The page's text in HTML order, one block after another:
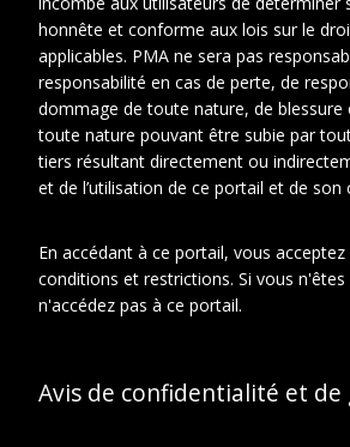
Cotes
extremes
DUC 17
À propos de cet objet
CONTEXTE D'ARCHIVAGE
Fonds ou collection:
Suzanne Duchamp.
Sous-fonds:
honnête et conforme aux lois sur le
applicables. PMA ne sera pas
responsabilité en cas de perte, de
dommage de toute nature, de blessure
toute nature pouvant être subie par
tiers résultant directement ou
et de l’utilisation de ce portail et de son
En accédant à ce portail, vous
conditions et restrictions. Si vous n'êtes
n'accédez pas à ce portail.
Avis de confidentialité et de